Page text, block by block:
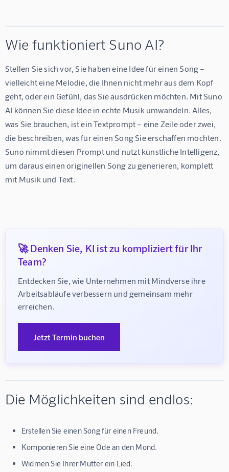
Wie funktioniert Suno AI?
Stellen Sie sich vor, Sie haben eine Idee für einen Song –
vielleicht eine Melodie, die Ihnen nicht mehr aus dem Kopf
geht, oder ein Gefühl, das Sie ausdrücken möchten. Mit Suno
AI können Sie diese Idee in echte Musik umwandeln. Alles,
was Sie brauchen, ist ein Textprompt – eine Zeile oder zwei,
die beschreiben, was für einen Song Sie erschaffen möchten.
Suno nimmt diesen Prompt und nutzt künstliche Intelligenz,
um daraus einen originellen Song zu generieren, komplett
mit Musik und Text.
🚀 Denken Sie, KI ist zu kompliziert für Ihr
Team?
Entdecken Sie, wie Unternehmen mit Mindverse ihre
Arbeitsabläufe verbessern und gemeinsam mehr
erreichen.
Jetzt Termin buchen
Die Möglichkeiten sind endlos:
Erstellen Sie einen Song für einen Freund.
Komponieren Sie eine Ode an den Mond.
Widmen Sie Ihrer Mutter ein Lied.